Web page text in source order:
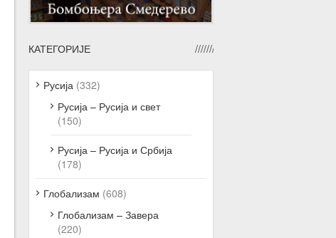
КАТЕГОРИЈЕ
Русија (332)
Русија – Русија и свет
(150)
Русија – Русија и Србија
(178)
Глобализам (608)
Глобализам – Завера
(220)